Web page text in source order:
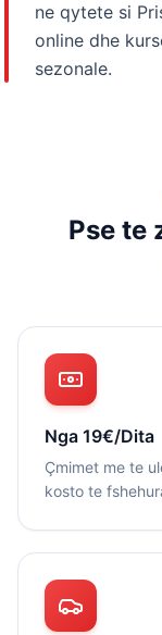
ne qytete si
online dhe
sezonale.
Pse te
Nga 19€/Dita
Çmimet me te
kosto te